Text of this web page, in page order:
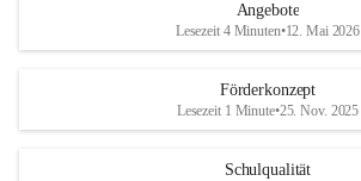
Angebote
Lesezeit 4 Minuten•12. Mai 2026
Förderkonzept
Lesezeit 1 Minute•25. Nov. 2025
Schulqualität